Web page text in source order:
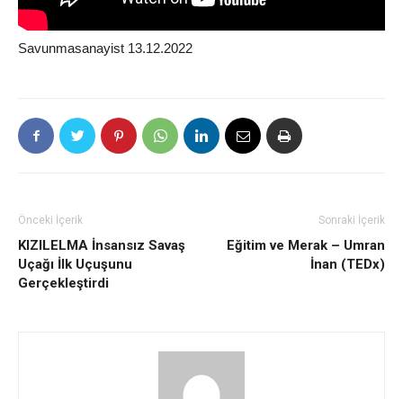
Savunmasanayist 13.12.2022
Önceki İçerik
KIZILELMA İnsansız Savaş
Uçağı İlk Uçuşunu
Gerçekleştirdi
Sonraki İçerik
Eğitim ve Merak – Umran
İnan (TEDx)